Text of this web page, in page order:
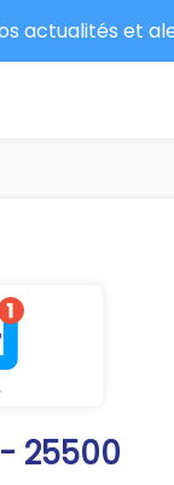
actualités et
25500